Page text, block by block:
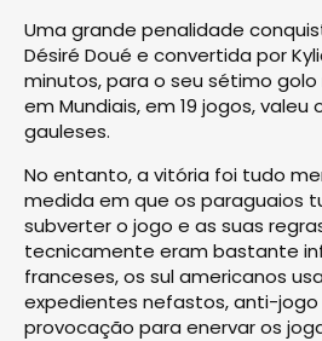
Uma grande penalidade
Désiré Doué e convertida por
minutos, para o seu sétimo golo
em Mundiais, em 19 jogos, valeu
gauleses.
No entanto, a vitória foi tudo
medida em que os paraguaios
subverter o jogo e as suas
tecnicamente eram bastante
franceses, os sul americanos
expedientes nefastos, anti-
provocação para enervar os